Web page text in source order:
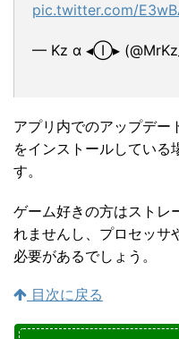
pic.twitter.com/
— Kz α ◂Ⓘ▸
アプリ内でのアップデー
をインストールしている
す。
ゲーム好きの方はストレ
れませんし、プロセッサ
必要があるでしょう。
目次に戻る